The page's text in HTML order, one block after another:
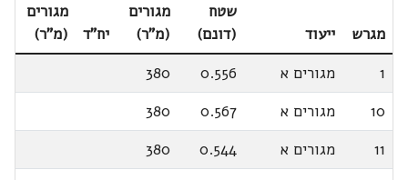
מגרש ייעוד
שטח
(דונם)
מגורים
(מ"ר)
יח"ד
מגורים
(מ"ר)
1
מגורים א 0.556
380
10
מגורים א 0.567
380
11
מגורים א 0.544
380